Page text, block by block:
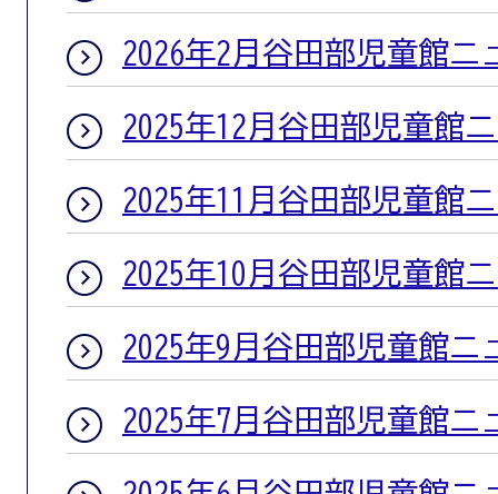
2026年2月谷田部児童館ニ
2025年12月谷田部児童館
2025年11月谷田部児童館
2025年10月谷田部児童館
2025年9月谷田部児童館ニ
2025年7月谷田部児童館ニ